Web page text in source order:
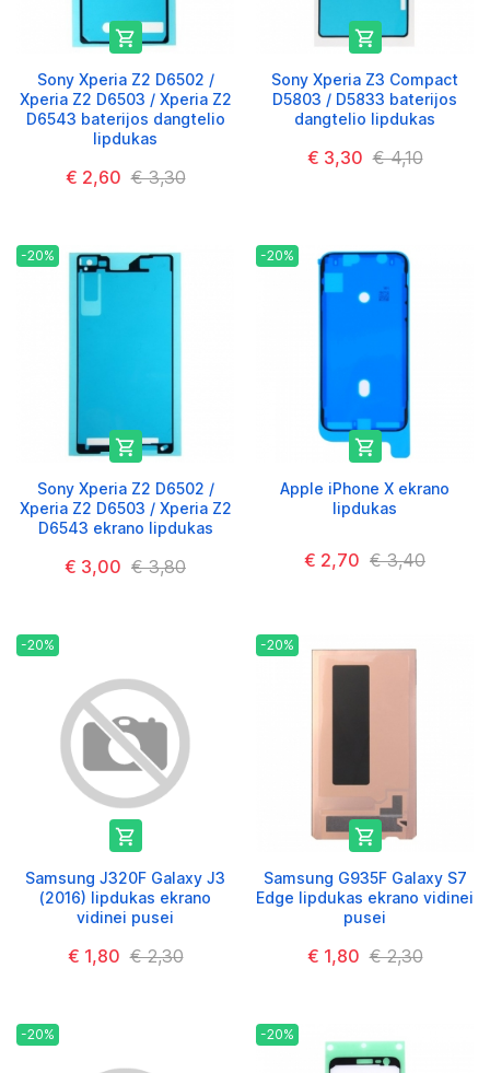

Sony Xperia Z2 D6502 /
Xperia Z2 D6503 / Xperia Z2
D6543 baterijos dangtelio
lipdukas
€ 2,60 € 3,30

Sony Xperia Z3 Compact
D5803 / D5833 baterijos
dangtelio lipdukas
€ 3,30 € 4,10
-20%

Sony Xperia Z2 D6502 /
Xperia Z2 D6503 / Xperia Z2
D6543 ekrano lipdukas
€ 3,00 € 3,80
-20%

Apple iPhone X ekrano
lipdukas
€ 2,70 € 3,40
-20%

Samsung J320F Galaxy J3
(2016) lipdukas ekrano
vidinei pusei
€ 1,80 € 2,30
-20%

Samsung G935F Galaxy S7
Edge lipdukas ekrano vidinei
pusei
€ 1,80 € 2,30
-20% -20%